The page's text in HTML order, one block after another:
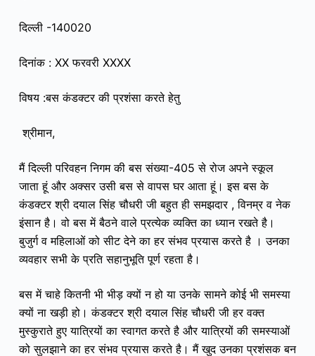
दिल्ली -140020
दिनांक : XX फरवरी XXXX
विषय :बस कंडक्टर की प्रशंसा करते हेतु
श्रीमान,
मैं दिल्ली परिवहन निगम की बस संख्या-405 से रोज अपने स्कूल
जाता हूं और अक्सर उसी बस से वापस घर आता हूं। इस बस के
कंडक्टर श्री दयाल सिंह चौधरी जी बहुत ही समझदार , विनम्र व नेक
इंसान है। वो बस में बैठने वाले प्रत्येक व्यक्ति का ध्यान रखते है।
बुजुर्ग व महिलाओं को सीट देने का हर संभव प्रयास करते है । उनका
व्यवहार सभी के प्रति सहानुभूति पूर्ण रहता है।
बस में चाहे कितनी भी भीड़ क्यों न हो या उनके सामने कोई भी समस्या
क्यों ना खड़ी हो। कंडक्टर श्री दयाल सिंह चौधरी जी हर वक्त
मुस्कुराते हुए यात्रियों का स्वागत करते है और यात्रियों की समस्याओं
को सुलझाने का हर संभव प्रयास करते है। मैं खुद उनका प्रशंसक बन